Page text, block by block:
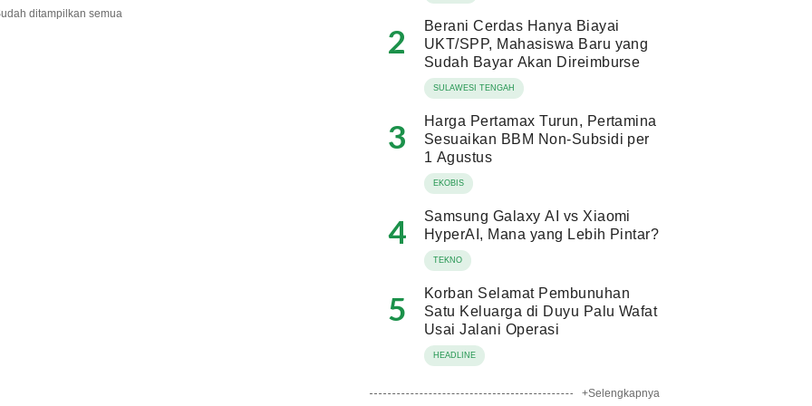
ditampilkan semua
2
Berani Cerdas Hanya Biayai
UKT/SPP, Mahasiswa Baru yang
Sudah Bayar Akan Direimburse
SULAWESI TENGAH
3
Harga Pertamax Turun, Pertamina
Sesuaikan BBM Non-Subsidi per
1 Agustus
EKOBIS
4
Samsung Galaxy AI vs Xiaomi
HyperAI, Mana yang Lebih Pintar?
TEKNO
5
Korban Selamat Pembunuhan
Satu Keluarga di Duyu Palu Wafat
Usai Jalani Operasi
HEADLINE
+Selengkapnya